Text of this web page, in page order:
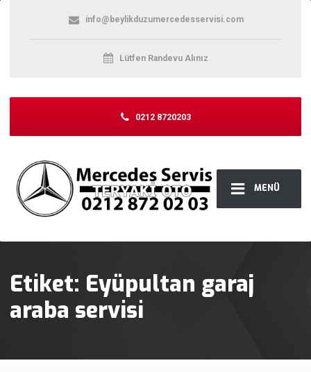
MENÜ
info@beylikduzumercedesservisi.com
Lütfen Randevu Alınız
0212 8720203
Etiket: Eyüpultan garaj
araba servisi